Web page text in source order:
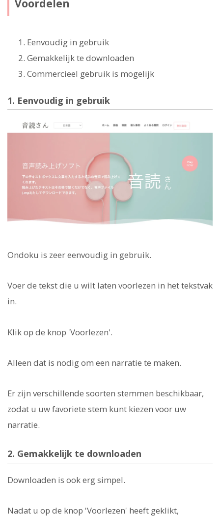
Voordelen
Eenvoudig in gebruik
Gemakkelijk te downloaden
Commercieel gebruik is mogelijk
1. Eenvoudig in gebruik
Ondoku is zeer eenvoudig in gebruik.
Voer de tekst die u wilt laten voorlezen in het tekstvak
in.
Klik op de knop 'Voorlezen'.
Alleen dat is nodig om een narratie te maken.
Er zijn verschillende soorten stemmen beschikbaar,
zodat u uw favoriete stem kunt kiezen voor uw
narratie.
2. Gemakkelijk te downloaden
Downloaden is ook erg simpel.
Nadat u op de knop 'Voorlezen' heeft geklikt,